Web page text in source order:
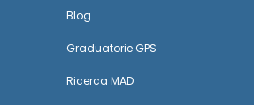
Blog
Graduatorie GPS
Ricerca MAD